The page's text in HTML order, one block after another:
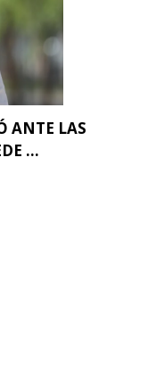
ANTE LAS
...